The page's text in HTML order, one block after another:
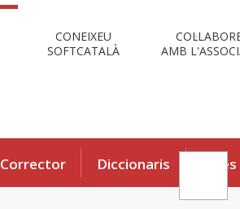
CONEIXEU
SOFTCATALÀ
AMB
Corrector Diccionaris Eines